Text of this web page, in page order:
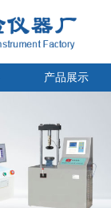
产品展示